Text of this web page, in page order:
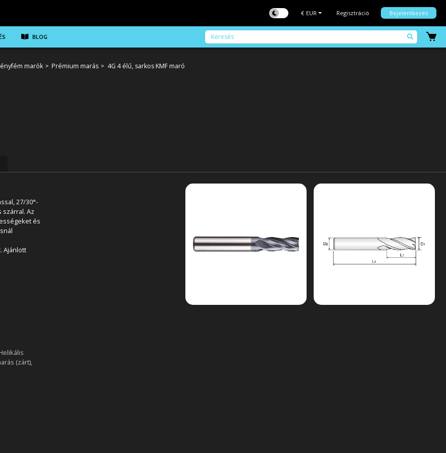
€ EUR Regisztráció Bejelentkezés
BLOG
marók Prémium marás 4G 4 élű, sarkos KMF maró
27/30°-
Az
és
Ajánlott
(zárt),